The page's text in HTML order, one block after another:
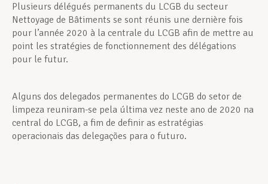
Plusieurs délégués permanents du LCGB du secteur
Nettoyage de Bâtiments se sont réunis une dernière fois
pour l’année 2020 à la centrale du LCGB afin de mettre au
point les stratégies de fonctionnement des délégations
pour le futur.
Alguns dos delegados permanentes do LCGB do setor de
limpeza reuniram-se pela última vez neste ano de 2020 na
central do LCGB, a fim de definir as estratégias
operacionais das delegações para o futuro.